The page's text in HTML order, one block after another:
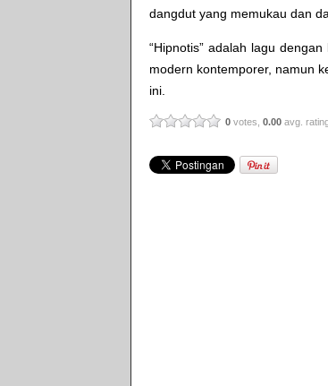
dangdut yang memukau dan
“Hipnotis” adalah lagu
modern kontemporer, namun
ini.
0 votes, 0.00 avg.